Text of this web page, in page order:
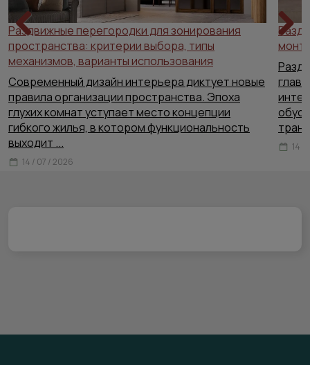
Раздвижные перегородки для зонирования
пространства: критерии выбора, типы
механизмов, варианты использования
Современный дизайн интерьера диктует новые
правила организации пространства. Эпоха
глухих комнат уступает место концепции
гибкого жилья, в котором функциональность
выходит ...
14 / 07 / 2026
14 /
Previous Next